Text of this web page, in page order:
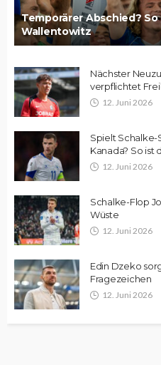
Temporärer Abschied?
Wallentowitz
Nächster
verpflichtet
12. Juni 2026
Spielt
Kanada? So ist
12. Juni 2026
Schalke-Flop
Wüste
12. Juni 2026
Edin Dzeko
Fragezeichen
12. Juni 2026